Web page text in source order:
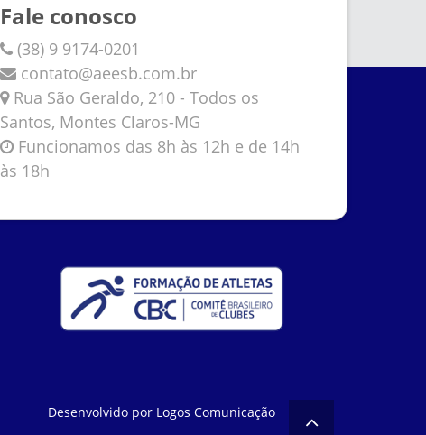
Fale conosco
(38) 9 9174-0201
contato@aeesb.com.br
Rua São Geraldo, 210 - Todos os
Santos, Montes Claros-MG
Funcionamos das 8h às 12h e de 14h
às 18h
Desenvolvido por Logos Comunicação